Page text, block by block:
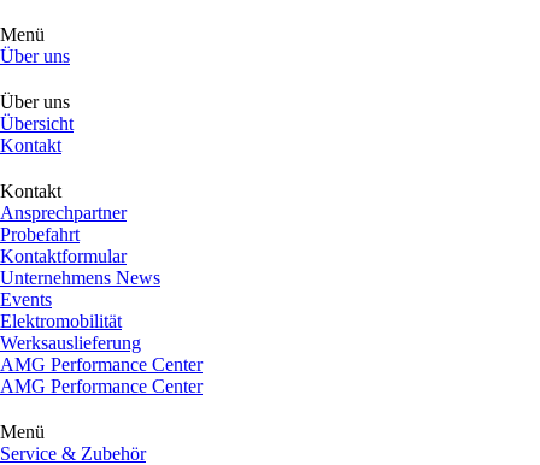
Menü
Über uns
Über uns
Übersicht
Kontakt
Kontakt
Ansprechpartner
Probefahrt
Kontaktformular
Unternehmens News
Events
Elektromobilität
Werksauslieferung
AMG Performance Center
AMG Performance Center
Menü
Service & Zubehör